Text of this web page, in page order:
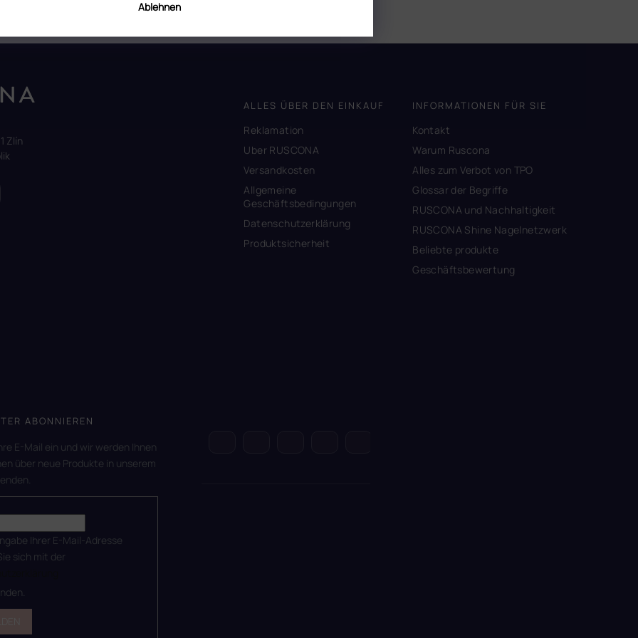
Ablehnen
Zlín
ALLES ÜBER DEN EINKAUF
Reklamation
Uber RUSCONA
Versandkosten
Allgemeine
Geschäftsbedingungen
Datenschutzerklärung
Produktsicherheit
INFORMATIONEN FÜR SIE
Kontakt
Warum Ruscona
Alles zum Verbot von TPO
Glossar der Begriffe
RUSCONA und Nachhaltigkeit
RUSCONA Shine Nagelnetzwerk
Beliebte produkte
Geschäftsbewertung
ABONNIEREN
E-Mail ein und wir werden Ihnen
über neue Produkte in unserem
Ihrer E-Mail-Adresse
sich mit der